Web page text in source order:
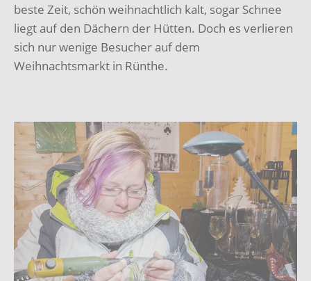
beste Zeit, schön weihnachtlich kalt, sogar Schnee
liegt auf den Dächern der Hütten. Doch es verlieren
sich nur wenige Besucher auf dem
Weihnachtsmarkt in Rünthe.